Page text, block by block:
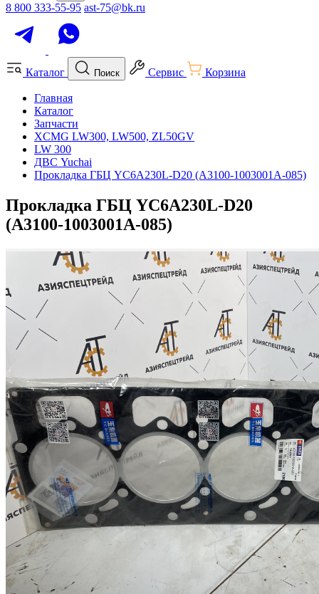
8 800 333-55-95 ast-75@bk.ru
Каталог Поиск Сервис Корзина
Главная
Каталог
Запчасти
XCMG LW300, LW500, ZL50GV
LW 300
ДВС Yuchai
Прокладка ГБЦ YC6A230L-D20 (A3100-1003001A-085)
Прокладка ГБЦ YC6A230L-D20
(A3100-1003001A-085)